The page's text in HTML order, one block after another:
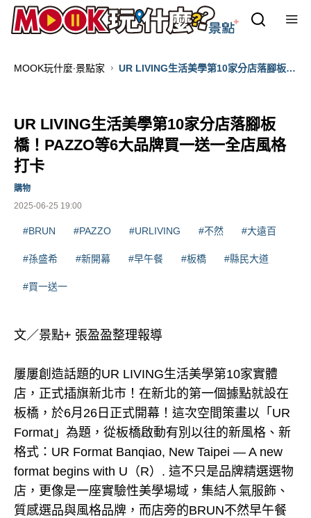
MOOK玩什麼‧景點家
UR LIVING生活美學第10家分店落腳板
UR LIVING生活美學第10家分店落腳板
橋！PAZZO等6大品牌買一送一全店風格
打卡
2025-06-25 19:00
購物
#BRUN #PAZZO #URLIVING #不然 #大遠百
#孫盛希 #新開幕 #早午餐 #板橋 #縣民大道
#買一送一
文／景點+ 張盈盈整理報導
屢屢創造話題的UR LIVING生活美學第10家實體
店，正式插旗新北市！在新北的第一個據點就設在
板橋，於6月26日正式開幕！這次空間策畫以「UR
Format」為題，從板橋啟動有別以往的新風格、新
格式：UR Format Banqiao, New Taipei — A new
format begins with U（R）. 這不只是品牌精選選物
店，更像是一座實驗性美學場域，集結人氣服飾、
質感選品與風格品牌，而店旁的BRUN不然早午餐